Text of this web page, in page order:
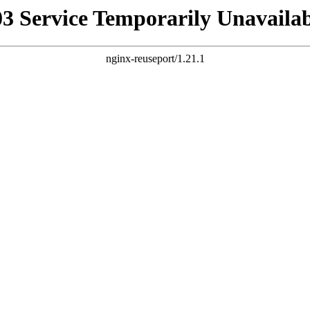
Service Temporarily
nginx-reuseport/1.21.1